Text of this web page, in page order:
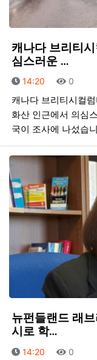
캐나다 브리티
심스러운 …
등록일
14:20 조회
0
캐나다 브리티시컬
화산 인근에서 의심
국이 조사에 나섰습
뉴펀들랜드 래
시로 학…
등록일
14:20 조회
0